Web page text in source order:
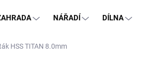
NÁŘADÍ DÍLNA
HSS TITAN 8.0mm